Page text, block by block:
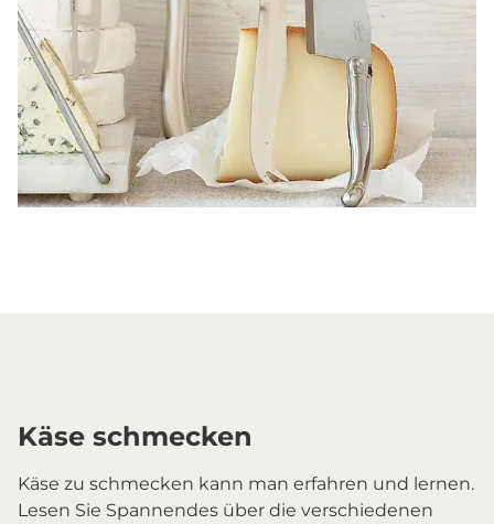
Käse schmecken
Käse zu schmecken kann man erfahren und lernen.
Lesen Sie Spannendes über die verschiedenen